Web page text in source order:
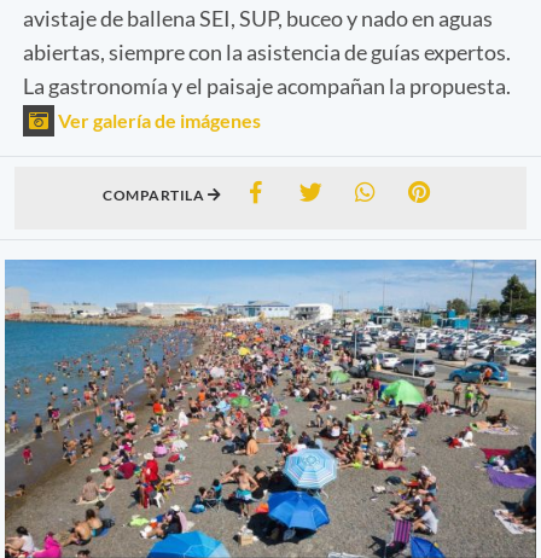
avistaje de ballena SEI, SUP, buceo y nado en aguas
abiertas, siempre con la asistencia de guías expertos.
La gastronomía y el paisaje acompañan la propuesta.
Ver galería de imágenes
COMPARTILA